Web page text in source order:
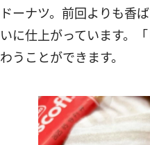
ドーナツ。前回よりも香
いに仕上がっています。
わうことができます。